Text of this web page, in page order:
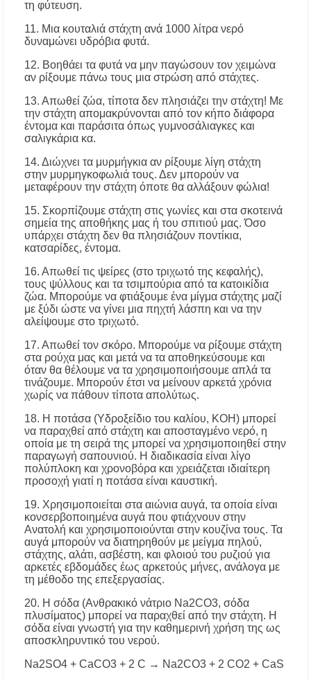
τη φύτευση.
11. Μια κουταλιά στάχτη ανά 1000 λίτρα νερό
δυναμώνει υδρόβια φυτά.
12. Βοηθάει τα φυτά να μην παγώσουν τον χειμώνα
αν ρίξουμε πάνω τους μια στρώση από στάχτες.
13. Απωθεί ζώα, τίποτα δεν πλησιάζει την στάχτη! Με
την στάχτη απομακρύνονται από τον κήπο διάφορα
έντομα και παράσιτα όπως γυμνοσάλιαγκες και
σαλιγκάρια κα.
14. Διώχνει τα μυρμήγκια αν ρίξουμε λίγη στάχτη
στην μυρμηγκοφωλιά τους. Δεν μπορούν να
μεταφέρουν την στάχτη όποτε θα αλλάξουν φώλια!
15. Σκορπίζουμε στάχτη στις γωνίες και στα σκοτεινά
σημεία της αποθήκης μας ή του σπιτιού μας. Όσο
υπάρχει στάχτη δεν θα πλησιάζουν ποντίκια,
κατσαρίδες, έντομα.
16. Απωθεί τις ψείρες (στο τριχωτό της κεφαλής),
τους ψύλλους και τα τσιμπούρια από τα κατοικίδια
ζώα. Μπορούμε να φτιάξουμε ένα μίγμα στάχτης μαζί
με ξύδι ώστε να γίνει μια πηχτή λάσπη και να την
αλείψουμε στο τριχωτό.
17. Απωθεί τον σκόρο. Μπορούμε να ρίξουμε στάχτη
στα ρούχα μας και μετά να τα αποθηκεύσουμε και
όταν θα θέλουμε να τα χρησιμοποιήσουμε απλά τα
τινάζουμε. Μπορούν έτσι να μείνουν αρκετά χρόνια
χωρίς να πάθουν τίποτα απολύτως.
18. Η ποτάσα (Υδροξείδιο του καλίου, ΚΟΗ) μπορεί
να παραχθεί από στάχτη και αποσταγμένο νερό, η
οποία με τη σειρά της μπορεί να χρησιμοποιηθεί στην
παραγωγή σαπουνιού. Η διαδικασία είναι λίγο
πολύπλοκη και χρονοβόρα και χρειάζεται ιδιαίτερη
προσοχή γιατί η ποτάσα είναι καυστική.
19. Χρησιμοποιείται στα αιώνια αυγά, τα οποία είναι
κονσερβοποιημένα αυγά που φτιάχνουν στην
Ανατολή και χρησιμοποιούνται στην κουζίνα τους. Τα
αυγά μπορούν να διατηρηθούν με μείγμα πηλού,
στάχτης, αλάτι, ασβέστη, και φλοιού του ρυζιού για
αρκετές εβδομάδες έως αρκετούς μήνες, ανάλογα με
τη μέθοδο της επεξεργασίας.
20. Η σόδα (Ανθρακικό νάτριο Na2CO3, σόδα
πλυσίματος) μπορεί να παραχθεί από την στάχτη. Η
σόδα είναι γνωστή για την καθημερινή χρήση της ως
αποσκληρυντικό του νερού.
Na2SO4 + CaCO3 + 2 C → Na2CO3 + 2 CO2 + CaS